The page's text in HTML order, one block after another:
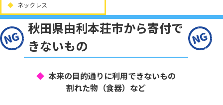
ネックレス
秋田県由利本荘市から寄付で
きないもの
本来の目的通りに利用できないもの
割れた物（食器）など